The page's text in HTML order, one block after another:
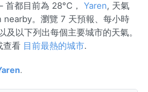
都目前為 28°C， Yaren, 天氣
。瀏覽 7 天預報、每小時
及以下列出每個主要城市的天氣。
查看 目前最熱的城市.
.